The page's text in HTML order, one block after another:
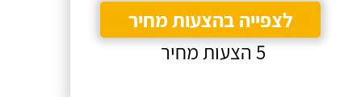
לצפייה בהצעות מחיר
5 הצעות מחיר